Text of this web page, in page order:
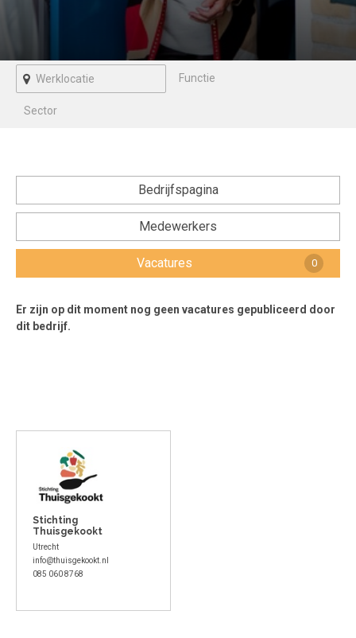
Voorwaarden en Privacy
Veelgestelde vragen
Bedrijfspagina
Medewerkers
Vacatures 0
Er zijn op dit moment nog geen vacatures gepubliceerd door
dit bedrijf.
Stichting
Thuisgekookt
Utrecht
info@thuisgekookt.nl
085 060 8768